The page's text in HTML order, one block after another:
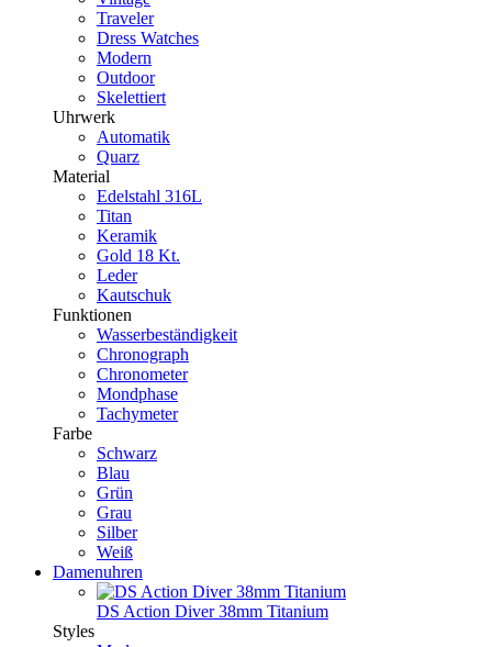
Traveler
Dress Watches
Modern
Outdoor
Skelettiert
Uhrwerk
Automatik
Quarz
Material
Edelstahl 316L
Titan
Keramik
Gold 18 Kt.
Leder
Kautschuk
Funktionen
Wasserbeständigkeit
Chronograph
Chronometer
Mondphase
Tachymeter
Farbe
Schwarz
Blau
Grün
Grau
Silber
Weiß
Damenuhren
DS Action Diver 38mm Titanium
Styles